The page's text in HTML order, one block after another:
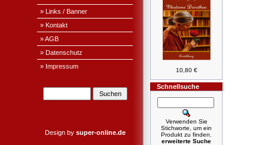
» Links / Banner
» Kontakt
» AGB
» Datenschutz
» Impressum
Design by super-online.de
10,80 €
Schnellsuche
Verwenden Sie
Stichworte, um ein
Produkt zu finden.
erweiterte Suche